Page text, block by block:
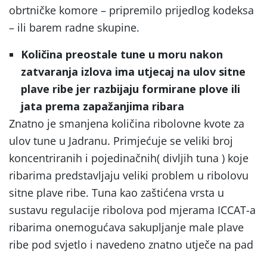
obrtničke komore – pripremilo prijedlog kodeksa
– ili barem radne skupine.
Količina preostale tune u moru nakon
zatvaranja izlova ima utjecaj na ulov sitne
plave ribe jer razbijaju formirane plove ili
jata prema zapažanjima ribara
Znatno je smanjena količina ribolovne kvote za
ulov tune u Jadranu. Primjećuje se veliki broj
koncentriranih i pojedinačnih( divljih tuna ) koje
ribarima predstavljaju veliki problem u ribolovu
sitne plave ribe. Tuna kao zaštićena vrsta u
sustavu regulacije ribolova pod mjerama ICCAT-a
ribarima onemogućava sakupljanje male plave
ribe pod svjetlo i navedeno znatno utječe na pad